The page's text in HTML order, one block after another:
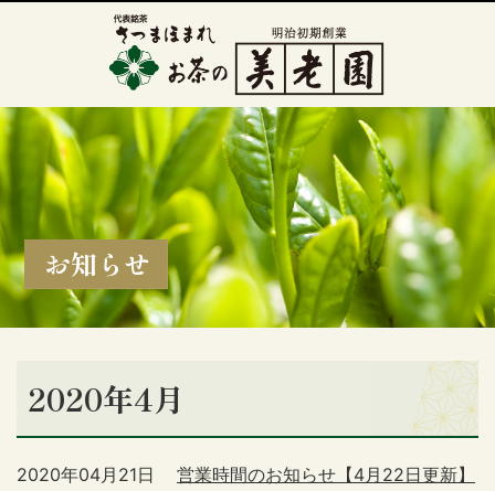
お知らせ
2020年4月
営業時間のお知らせ【4月22日更新】
2020年04月21日